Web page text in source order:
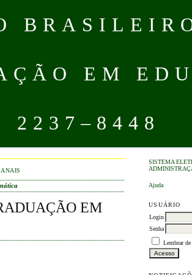
EM
2237–8448
SISTEMA
Ajuda
USUÁRIO
Login
Senha
Lembrar
ANAIS
EM